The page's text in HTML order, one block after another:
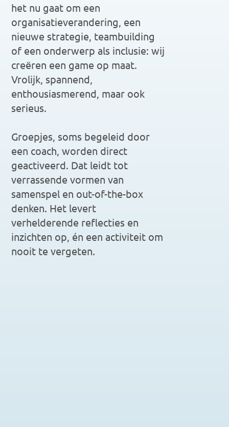
het nu gaat om een
organisatieverandering, een
nieuwe strategie, teambuilding
of een onderwerp als inclusie: wij
creëren een game op maat.
Vrolijk, spannend,
enthousiasmerend, maar ook
serieus.
Groepjes, soms begeleid door
een coach, worden direct
geactiveerd. Dat leidt tot
verrassende vormen van
samenspel en out-of-the-box
denken. Het levert
verhelderende reflecties en
inzichten op, én een activiteit om
nooit te vergeten.